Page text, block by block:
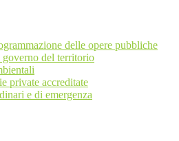
delle opere pubbliche
del territorio
private accreditate
e di emergenza